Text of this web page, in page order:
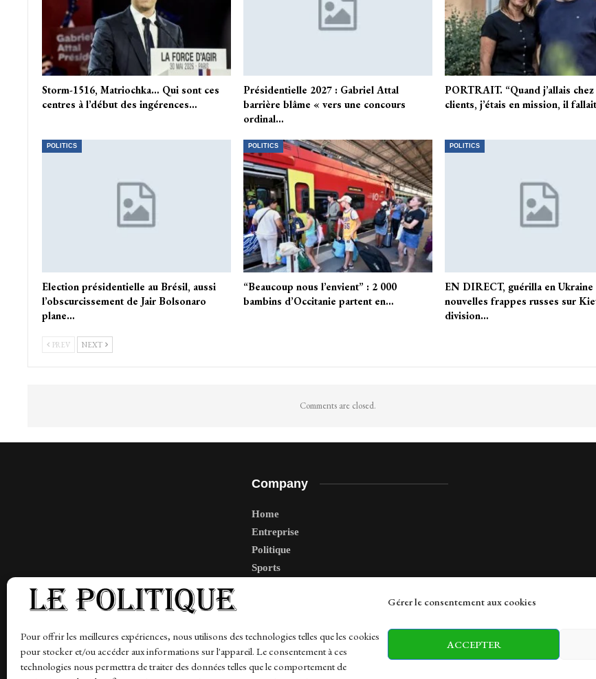
Gérer le consentement aux cookies
Pour offrir les meilleures expériences, nous utilisons des technologies telles que les cookies
pour stocker et/ou accéder aux informations sur l'appareil. Le consentement à ces
technologies nous permettra de traiter des données telles que le comportement de
ACCEPTER
Storm-1516, Matriochka… Qui sont ces
centres à l’début des ingérences…
Présidentielle 2027 : Gabriel Attal
barrière blâme « vers une concours
ordinal…
PORTRAIT. “Quand j’allais chez
clients, j’étais en mission, il
POLITICS
Election présidentielle au Brésil, aussi
l’obscurcissement de Jair Bolsonaro
plane…
POLITICS
“Beaucoup nous l’envient” : 2 000
bambins d’Occitanie partent en…
POLITICS
EN DIRECT, guérilla en Ukraine
nouvelles frappes russes sur
division…
PREV NEXT
Comments are closed.
Company
Home
Entreprise
Politique
Sports